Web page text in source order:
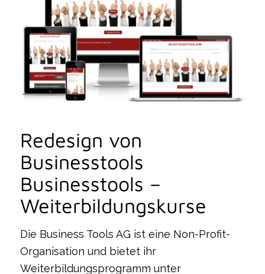
Redesign von
Businesstools
Businesstools –
Weiterbildungskurse
Die Business Tools AG ist eine Non-Profit-
Organisation und bietet ihr
Weiterbildungsprogramm unter